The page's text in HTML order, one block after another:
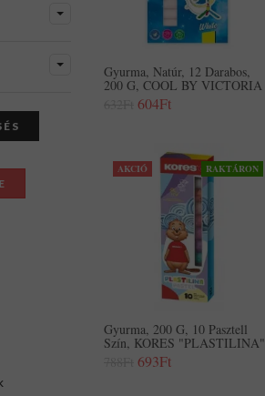
Gyurma, Natúr, 12 Darabos,
200 G, COOL BY VICTORIA
604Ft
AKCIÓ RAKTÁRON
Gyurma, 200 G, 10 Pasztell
Szín, KORES "PLASTILINA"
693Ft